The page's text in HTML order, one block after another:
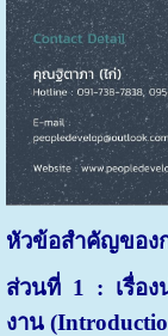
หัวข้อสำคัญของ
ส่วนที่ 1 : เรื่อ
งาน